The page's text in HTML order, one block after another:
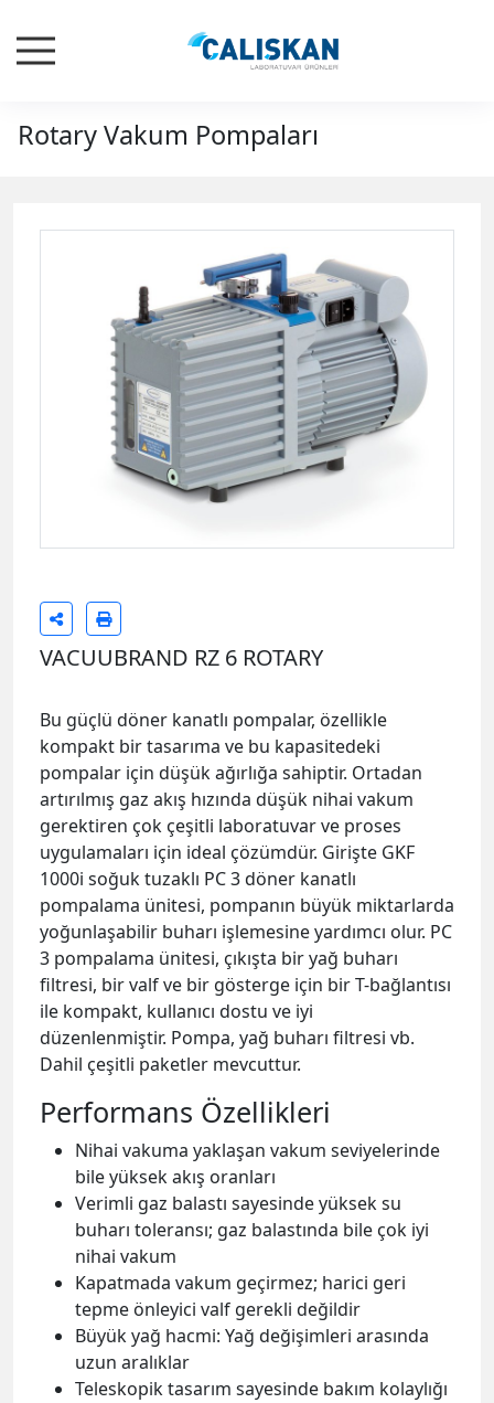
Rotary Vakum Pompaları
VACUUBRAND RZ 6 ROTARY
Bu güçlü döner kanatlı pompalar, özellikle
kompakt bir tasarıma ve bu kapasitedeki
pompalar için düşük ağırlığa sahiptir. Ortadan
artırılmış gaz akış hızında düşük nihai vakum
gerektiren çok çeşitli laboratuvar ve proses
uygulamaları için ideal çözümdür. Girişte GKF
1000i soğuk tuzaklı PC 3 döner kanatlı
pompalama ünitesi, pompanın büyük miktarlarda
yoğunlaşabilir buharı işlemesine yardımcı olur. PC
3 pompalama ünitesi, çıkışta bir yağ buharı
filtresi, bir valf ve bir gösterge için bir T-bağlantısı
ile kompakt, kullanıcı dostu ve iyi
düzenlenmiştir. Pompa, yağ buharı filtresi vb.
Dahil çeşitli paketler mevcuttur.
Performans Özellikleri
Nihai vakuma yaklaşan vakum seviyelerinde
bile yüksek akış oranları
Verimli gaz balastı sayesinde yüksek su
buharı toleransı; gaz balastında bile çok iyi
nihai vakum
Kapatmada vakum geçirmez; harici geri
tepme önleyici valf gerekli değildir
Büyük yağ hacmi: Yağ değişimleri arasında
uzun aralıklar
Teleskopik tasarım sayesinde bakım kolaylığı